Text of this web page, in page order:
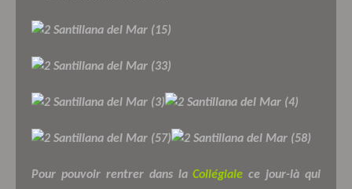
Pour pouvoir rentrer dans laCollégiale ce jour-là qui